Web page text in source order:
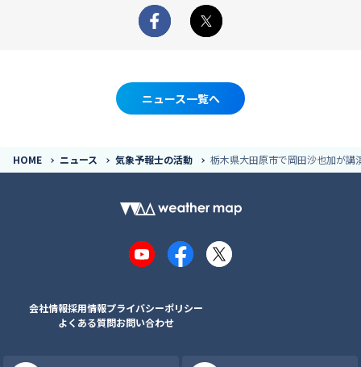
Facebook
X
ニュース一覧へ
HOME ニュース 気象予報士の活動 栃木県大田原市で岡田沙也加が講
YouTubeFacebook
X
会社情報採用情報プライバシーポリシー
よくある質問お問い合わせ